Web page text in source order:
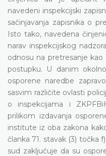
navedeni inspekcijski
sačinjavanja zapisnika o
Isto tako, navedena
narav inspekcijskog
odnosu na pretresanje
postupku. U danim
osporene naredbe
sasvim različite ovlasti
o inspekcijama i
prilikom izdavanja
institute iz oba zakona
članka 71. stavak (3) točka
sud zaključuje da su